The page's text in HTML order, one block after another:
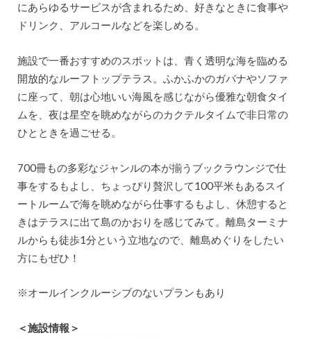
にあらゆるサービスが含まれるため、好きなときに食事や
ドリンク、アルコールなどを楽しめる。
施設で一番おすすめのスポットは、青く透明な海を臨める
開放的なルーフトップテラス。ふかふかのガバナやソファ
に座って、朝は心地いい海風を感じながら優雅な朝食タイ
ムを、夜は星空を眺めながらのカクテルタイムで非日常の
ひとときを過ごせる。
700冊もの多彩なジャンルの本が揃うブックラウンジで仕
事をするもよし、ちょっぴり贅沢して100平米もあるスイ
ートルームで海を眺めながら仕事するもよし、休憩すると
きはテラスに出て島のかおりを感じてみて。離島ターミナ
ルからも徒歩1分という立地なので、離島めぐりをしたい
方にもぜひ！
※オールインクルーシブのないプランもあり
＜施設情報＞